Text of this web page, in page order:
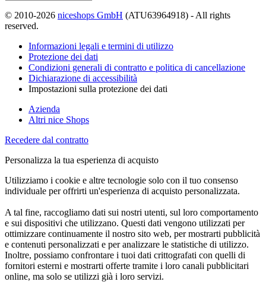
© 2010-2026 niceshops GmbH (ATU63964918) - All rights
reserved.
Informazioni legali e termini di utilizzo
Protezione dei dati
Condizioni generali di contratto e politica di cancellazione
Dichiarazione di accessibilità
Impostazioni sulla protezione dei dati
Azienda
Altri nice Shops
Recedere dal contratto
Personalizza la tua esperienza di acquisto
Utilizziamo i cookie e altre tecnologie solo con il tuo consenso
individuale per offrirti un'esperienza di acquisto personalizzata.
A tal fine, raccogliamo dati sui nostri utenti, sul loro comportamento
e sui dispositivi che utilizzano. Questi dati vengono utilizzati per
ottimizzare continuamente il nostro sito web, per mostrarti pubblicità
e contenuti personalizzati e per analizzare le statistiche di utilizzo.
Inoltre, possiamo confrontare i tuoi dati crittografati con quelli di
fornitori esterni e mostrarti offerte tramite i loro canali pubblicitari
online, ma solo se utilizzi già i loro servizi.